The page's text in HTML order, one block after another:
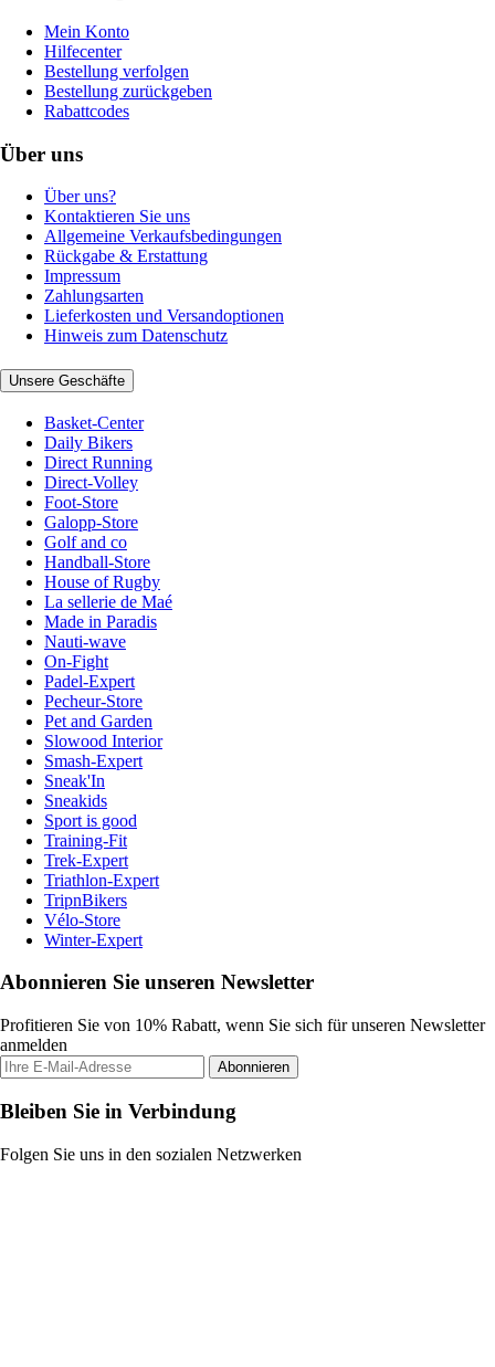
Mein Konto
Hilfecenter
Bestellung verfolgen
Bestellung zurückgeben
Rabattcodes
Über uns
Über uns?
Kontaktieren Sie uns
Allgemeine Verkaufsbedingungen
Rückgabe & Erstattung
Impressum
Zahlungsarten
Lieferkosten und Versandoptionen
Hinweis zum Datenschutz
Unsere Geschäfte
Basket-Center
Daily Bikers
Direct Running
Direct-Volley
Foot-Store
Galopp-Store
Golf and co
Handball-Store
House of Rugby
La sellerie de Maé
Made in Paradis
Nauti-wave
On-Fight
Padel-Expert
Pecheur-Store
Pet and Garden
Slowood Interior
Smash-Expert
Sneak'In
Sneakids
Sport is good
Training-Fit
Trek-Expert
Triathlon-Expert
TripnBikers
Vélo-Store
Winter-Expert
Abonnieren Sie unseren Newsletter
Profitieren Sie von 10% Rabatt, wenn Sie sich für unseren Newsletter
anmelden
Abonnieren
Bleiben Sie in Verbindung
Folgen Sie uns in den sozialen Netzwerken